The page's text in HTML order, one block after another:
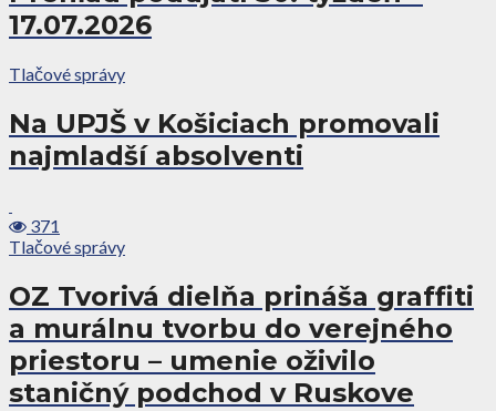
17.07.2026
Tlačové správy
Na UPJŠ v Košiciach promovali
najmladší absolventi
371
Tlačové správy
OZ Tvorivá dielňa prináša graffiti
a murálnu tvorbu do verejného
priestoru – umenie oživilo
staničný podchod v Ruskove